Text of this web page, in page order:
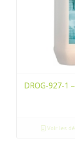
DROG-927-1
Voir les